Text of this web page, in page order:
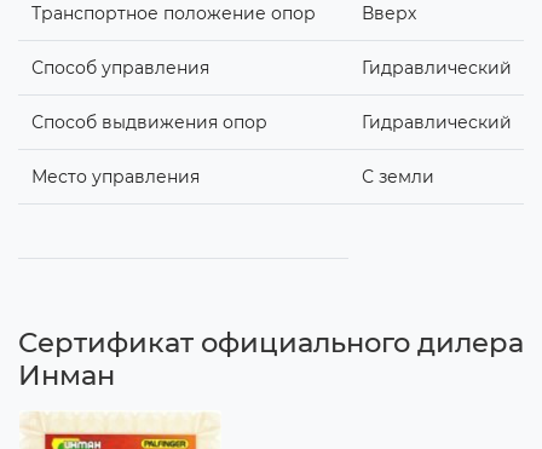
Транспортное положение опор Вверх
Способ управления Гидравлический
Способ выдвижения опор Гидравлический
Место управления С земли
Сертификат официального дилера
Инман